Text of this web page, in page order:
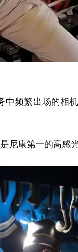
中频繁出场的相
尼康第一的高感